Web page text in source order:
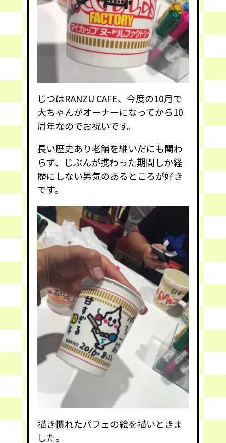
じつはRANZU CAFE、今度の10月で
大ちゃんがオーナーになってから10
周年なのでお祝いです。
長い歴史あり老舗を継いだにも関わ
らず、じぶんが携わった期間しか経
歴にしない男気のあるところが好き
です。
描き慣れたパフェの絵を描いときま
した。